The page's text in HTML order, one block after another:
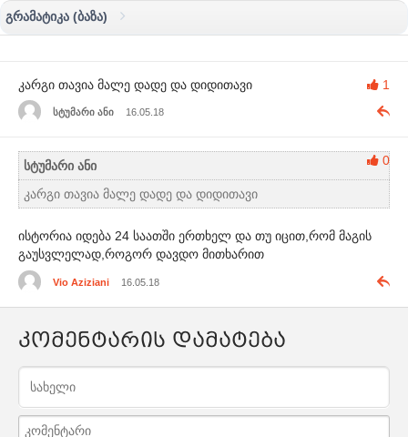
გრამატიკა (ბაზა)
1
კარგი თავია მალე დადე და დიდითავი
სტუმარი ანი 16.05.18
0
სტუმარი ანი
კარგი თავია მალე დადე და დიდითავი
ისტორია იდება 24 საათში ერთხელ და თუ იცით,რომ მაგის
გაუსვლელად,როგორ დავდო მითხარით
Vio Aziziani 16.05.18
კომენტარის დამატება